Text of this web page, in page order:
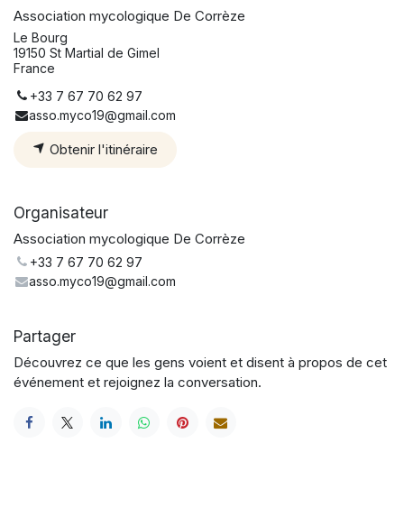
Association mycologique De Corrèze
Le Bourg
19150 St Martial de Gimel
France
+33 7 67 70 62 97
asso.myco19@gmail.com
Obtenir l'itinéraire
Organisateur
Association mycologique De Corrèze
+33 7 67 70 62 97
asso.myco19@gmail.com
Partager
Découvrez ce que les gens voient et disent à propos de cet
événement et rejoignez la conversation.